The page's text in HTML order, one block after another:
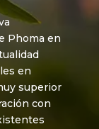
Phoma en
en
superior
con